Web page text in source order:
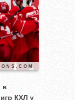
в
КХЛ у